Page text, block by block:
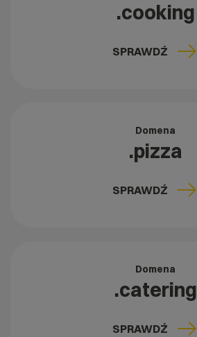
.cooking
SPRAWDŹ
Domena
.pizza
SPRAWDŹ
Domena
.catering
SPRAWDŹ